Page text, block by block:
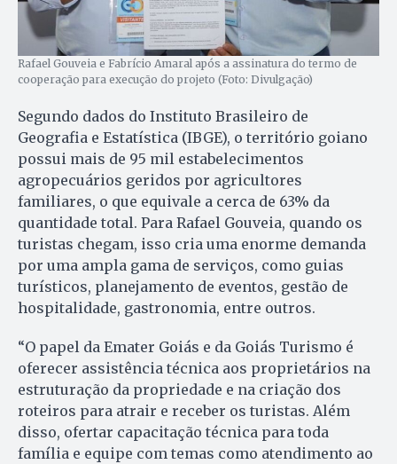
Rafael Gouveia e Fabrício Amaral após a assinatura do termo de
cooperação para execução do projeto (Foto: Divulgação)
Segundo dados do Instituto Brasileiro de
Geografia e Estatística (IBGE), o território goiano
possui mais de 95 mil estabelecimentos
agropecuários geridos por agricultores
familiares, o que equivale a cerca de 63% da
quantidade total. Para Rafael Gouveia, quando os
turistas chegam, isso cria uma enorme demanda
por uma ampla gama de serviços, como guias
turísticos, planejamento de eventos, gestão de
hospitalidade, gastronomia, entre outros.
“O papel da Emater Goiás e da Goiás Turismo é
oferecer assistência técnica aos proprietários na
estruturação da propriedade e na criação dos
roteiros para atrair e receber os turistas. Além
disso, ofertar capacitação técnica para toda
família e equipe com temas como atendimento ao